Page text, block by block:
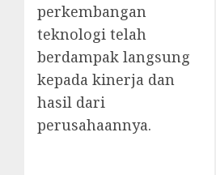
perkembangan
teknologi telah
berdampak langsung
kepada kinerja dan
hasil dari
perusahaannya.